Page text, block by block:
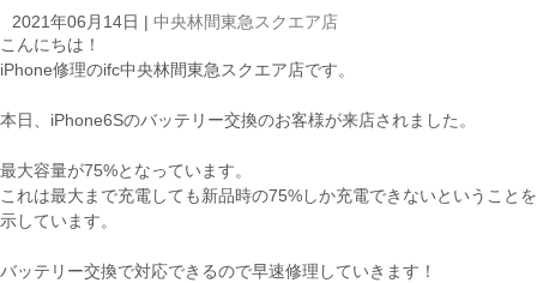
2021年06月14日
中央林間東急スクエア店
こんにちは！
iPhone修理のifc中央林間東急スクエア店です。
本日、iPhone6Sのバッテリー交換のお客様が来店されました。
最大容量が75%となっています。
これは最大まで充電しても新品時の75%しか充電できないということを
示しています。
バッテリー交換で対応できるので早速修理していきます！